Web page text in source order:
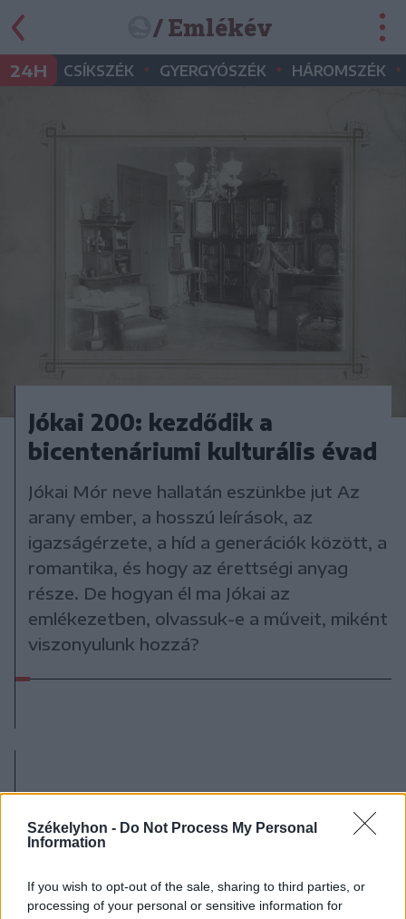
Székelyhon - Do Not Process My Personal
Information
If you wish to opt-out of the sale, sharing to third parties, or
processing of your personal or sensitive information for
/ Emlékév
24H CSÍKSZÉK • GYERGYÓSZÉK • HÁROMSZÉK •
Jókai 200: kezdődik a
bicentenáriumi kulturális évad
Jókai Mór neve hallatán eszünkbe jut Az
arany ember, a hosszú leírások, az
igazságérzete, a híd a generációk között, a
romantika, és hogy az érettségi anyag
része. De hogyan él ma Jókai az
emlékezetben, olvassuk-e a műveit, miként
viszonyulunk hozzá?
Korábbi cikkek betöltése